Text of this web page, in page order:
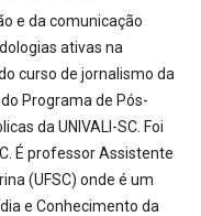
e da comunicação
ativas na
curso de jornalismo da
Programa de Pós-
da UNIVALI-SC. Foi
É professor Assistente
(UFSC) onde é um
e Conhecimento da